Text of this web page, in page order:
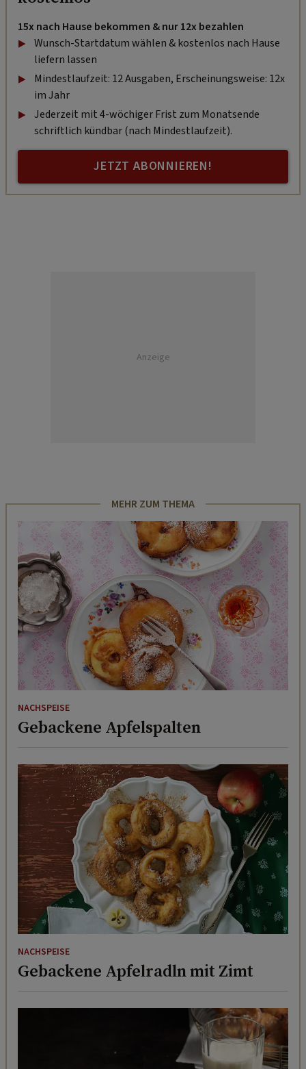
15x nach Hause bekommen & nur 12x bezahlen
Wunsch-Startdatum wählen & kostenlos nach Hause
liefern lassen
Mindestlaufzeit: 12 Ausgaben, Erscheinungsweise: 12x
im Jahr
Jederzeit mit 4-wöchiger Frist zum Monatsende
schriftlich kündbar (nach Mindestlaufzeit).
JETZT ABONNIEREN!
Anzeige
MEHR ZUM THEMA
NACHSPEISE
Gebackene Apfelspalten
NACHSPEISE
Gebackene Apfelradln mit Zimt